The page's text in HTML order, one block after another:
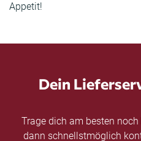
Appetit!
Dein
Trage dich am besten
dann schnellstmöglich